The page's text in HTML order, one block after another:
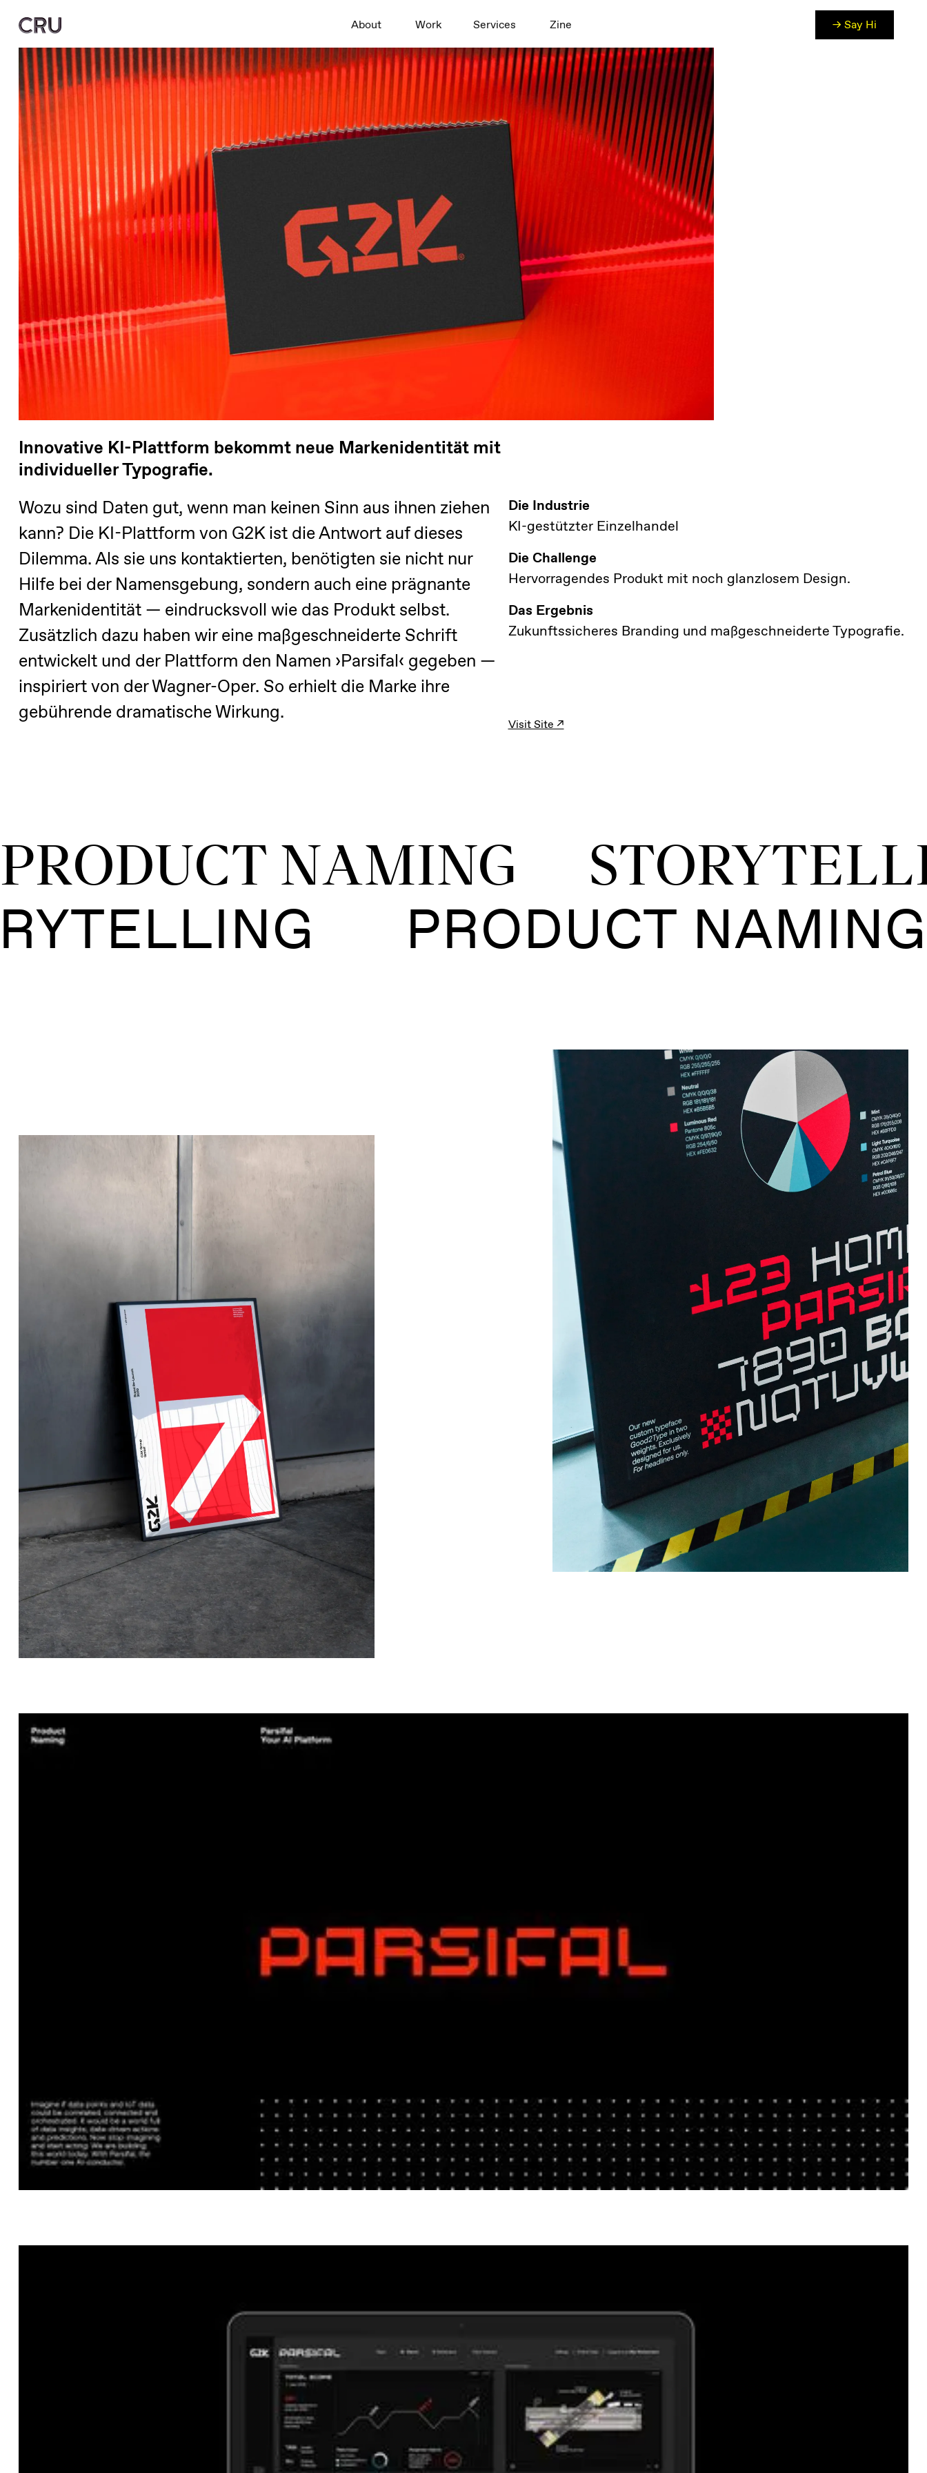
About Work Services Zine → Say Hi
Innovative KI-Plattform bekommt neue Markenidentität mit
individueller Typografie.
Wozu sind Daten gut, wenn man keinen Sinn aus ihnen ziehen
kann? Die KI-Plattform von G2K ist die Antwort auf dieses
Dilemma. Als sie uns kontaktierten, benötigten sie nicht nur
Hilfe bei der Namensgebung, sondern auch eine prägnante
Markenidentität — eindrucksvoll wie das Produkt selbst.
Zusätzlich dazu haben wir eine maßgeschneiderte Schrift
entwickelt und der Plattform den Namen ›Parsifal‹ gegeben —
inspiriert von der Wagner-Oper. So erhielt die Marke ihre
gebührende dramatische Wirkung.
Die Industrie
KI-gestützter Einzelhandel
Die Challenge
Hervorragendes Produkt mit noch glanzlosem Design.
Das Ergebnis
Zukunftssicheres Branding und maßgeschneiderte Typografie.
Visit Site ↗
PRODUCT NAMING
PRODUCT NAMING